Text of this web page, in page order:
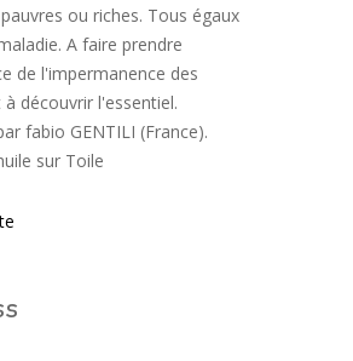
ou riches. Tous égaux
A faire prendre
de l'impermanence des
découvrir l'essentiel.
fabio GENTILI (France).
sur Toile